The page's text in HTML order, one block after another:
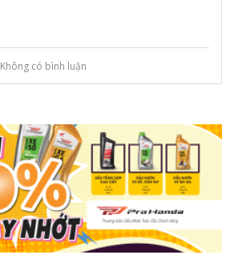
Không có bình luận